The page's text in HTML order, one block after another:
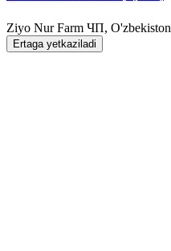
Ziyo Nur Farm ЧП, O'zbekiston
Ertaga yetkaziladi